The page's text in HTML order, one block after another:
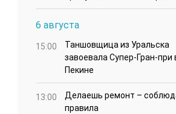
6 августа
15:00
Таншовщица из Уральска
завоевала Супер-Гран-при
Пекине
13:00
Делаешь ремонт –
правила